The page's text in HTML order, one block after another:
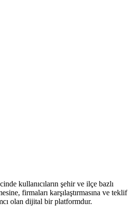
kullanıcıların şehir ve ilçe bazlı
firmaları karşılaştırmasına ve teklif
olan dijital bir platformdur.